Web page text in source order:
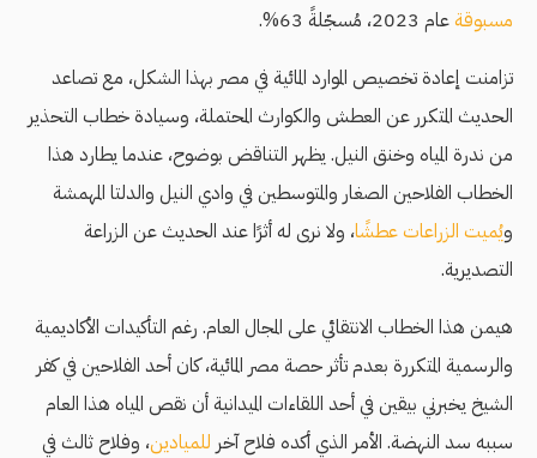
مسبوقة عام 2023، مُسجّلةً 63%.
تزامنت إعادة تخصيص الموارد المائية في مصر بهذا الشكل، مع تصاعد
الحديث المتكرر عن العطش والكوارث المحتملة، وسيادة خطاب التحذير
من ندرة المياه وخنق النيل. يظهر التناقض بوضوح، عندما يطارد هذا
الخطاب الفلاحين الصغار والمتوسطين في وادي النيل والدلتا المهمشة
ويُميت الزراعات عطشًا، ولا نرى له أثرًا عند الحديث عن الزراعة
التصديرية.
هيمن هذا الخطاب الانتقائي على المجال العام. رغم التأكيدات الأكاديمية
والرسمية المتكررة بعدم تأثر حصة مصر المائية، كان أحد الفلاحين في كفر
الشيخ يخبرني بيقين في أحد اللقاءات الميدانية أن نقص المياه هذا العام
سببه سد النهضة. الأمر الذي أكده فلاح آخر للميادين، وفلاح ثالث في